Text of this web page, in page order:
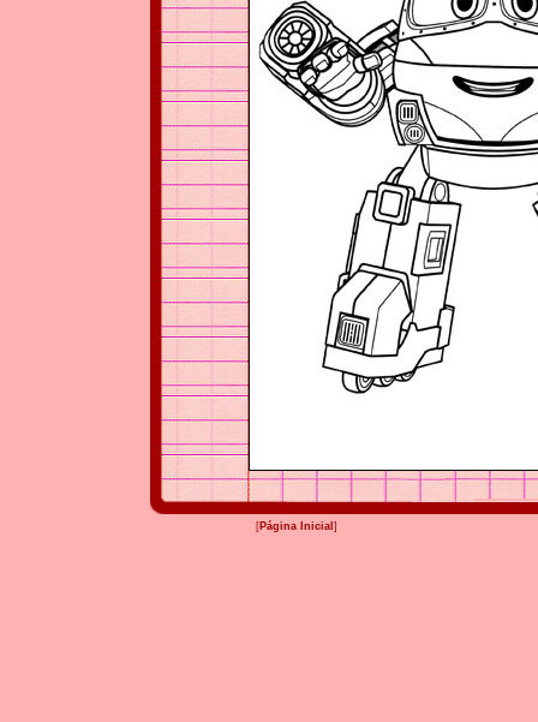
[Página Inicial ]